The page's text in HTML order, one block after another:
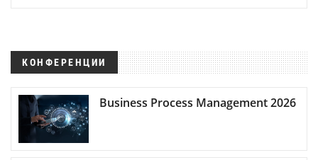
КОНФЕРЕНЦИИ
Business Process Management 2026